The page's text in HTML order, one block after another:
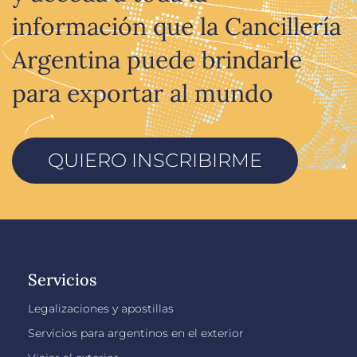
información que la Cancillería
Argentina puede brindarle
para exportar al mundo
QUIERO INSCRIBIRME
Servicios
Legalizaciones y apostillas
Servicios para argentinos en el exterior